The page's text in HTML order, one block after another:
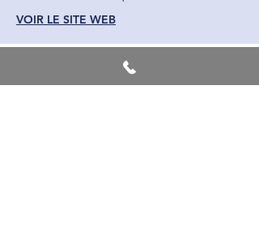
VOIR LE SITE WEB
XX Congrès De La FIDE -